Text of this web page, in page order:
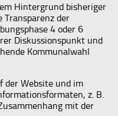
Hintergrund bisheriger
Transparenz der
4 oder 6
Diskussionspunkt und
Kommunalwahl
der Website und im
z. B.
mit der